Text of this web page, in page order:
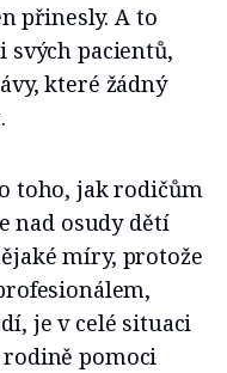
přinesly. A to
pacientů,
které žádný
toho, jak rodičům
nad osudy dětí
míry, protože
je v celé situaci
rodině pomoci